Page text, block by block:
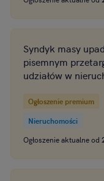
Syndyk masy
pisemnym
udziałów w
Ogłoszenie premium
Nieruchomości
Ogłoszenie aktualne od